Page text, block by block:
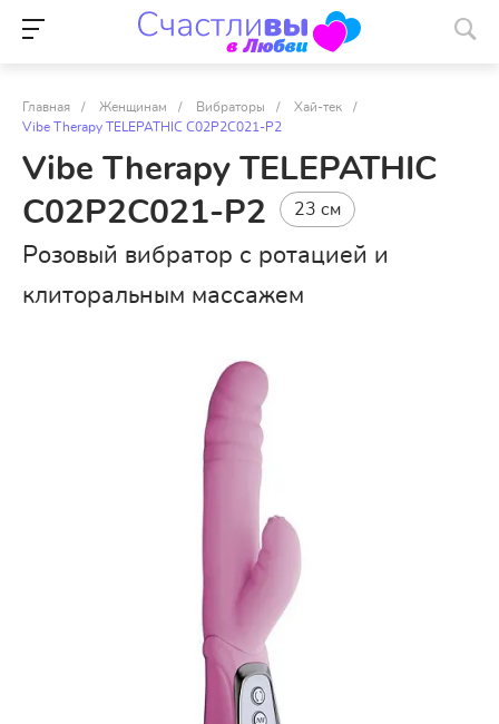
Главная / Женщинам / Вибраторы / Хай-тек
/
Vibe Therapy TELEPATHIC C02P2C021-P2
Vibe Therapy TELEPATHIC
C02P2C021-P2
23 см
Розовый вибратор с ротацией и
клиторальным массажем